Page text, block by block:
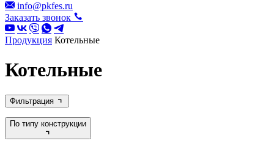
info@pkfes.ru
Заказать звонок
Продукция Котельные
Котельные
Фильтрация
По типу конструкции